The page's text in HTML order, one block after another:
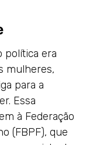
política era
mulheres,
para a
Essa
à Federação
(FBPF), que